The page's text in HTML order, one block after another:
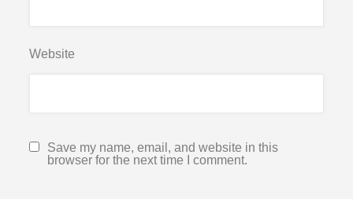
Website
Save my name, email, and website in this
browser for the next time I comment.